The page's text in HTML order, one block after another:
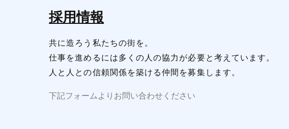
採用情報
共に造ろう私たちの街を。
仕事を進めるには多くの人の協力が必要と考えています。
人と人との信頼関係を築ける仲間を募集します。
下記フォームよりお問い合わせください